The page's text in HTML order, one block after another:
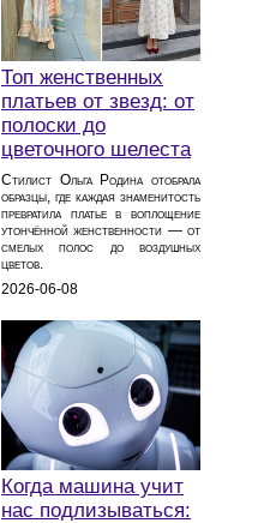
Топ женственных
платьев от звезд: от
полоски до
цветочного шелеста
Стилист Ольга Родина отобрала
образцы, где каждая знаменитость
превратила платье в воплощение
утончённой женственности — от
смелых полос до воздушных
цветов.
2026-06-08
Когда машина учит
нас подлизываться: